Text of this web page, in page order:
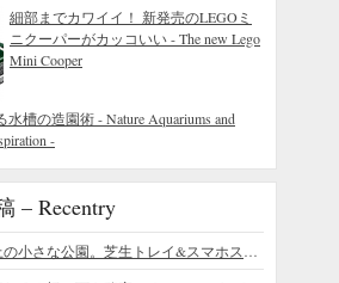
細部までカワイイ！ 新発売のLEGOミ
ニクーパーがカッコいい - The new Lego
Mini Cooper
槽の造園術 - Nature Aquariums and
-
– Recentry